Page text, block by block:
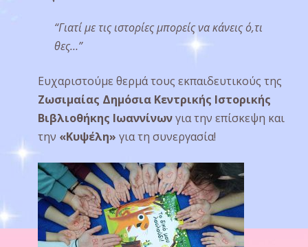
“Γιατί με τις ιστορίες μπορείς να κάνεις ό,τι
θες…”
Ευχαριστούμε θερμά τους εκπαιδευτικούς της
Ζωσιμαίας Δημόσια Κεντρικής Ιστορικής
Βιβλιοθήκης Ιωαννίνωνγια την επίσκεψη και
την «Κυψέλη» για τη συνεργασία!